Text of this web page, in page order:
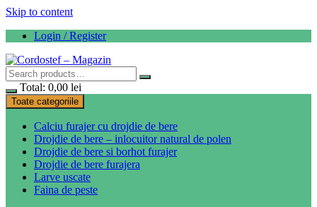
Skip to content
Login / Register
Total: 0,00 lei
Toate categoriile
Calciu furajer cu drojdie de bere
Drojdie de bere – inlocuitor natural de polen
Drojdie de bere si borhot furajer
Drojdie de bere furajera
Larve uscate
Faina de peste